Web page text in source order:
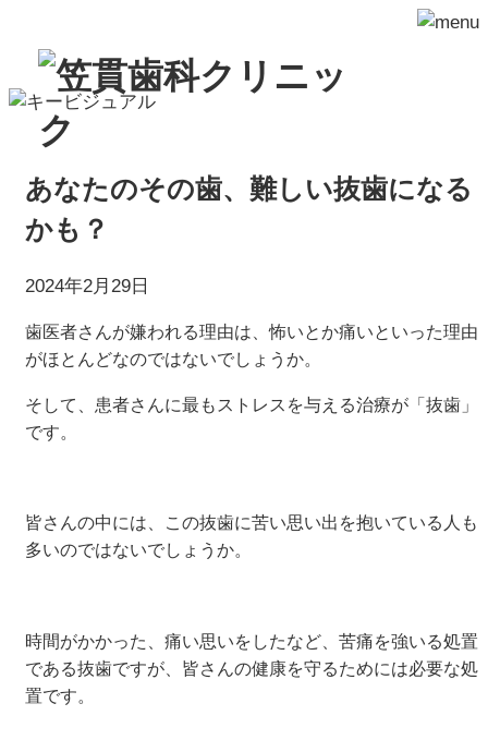
あなたのその歯、難しい抜歯になる
かも？
2024年2月29日
歯医者さんが嫌われる理由は、怖いとか痛いといった理由
がほとんどなのではないでしょうか。
そして、患者さんに最もストレスを与える治療が「抜歯」
です。
皆さんの中には、この抜歯に苦い思い出を抱いている人も
多いのではないでしょうか。
時間がかかった、痛い思いをしたなど、苦痛を強いる処置
である抜歯ですが、皆さんの健康を守るためには必要な処
置です。